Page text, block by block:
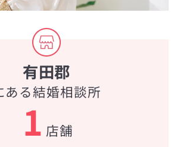
有田郡
ある結婚相談所
1 店舗